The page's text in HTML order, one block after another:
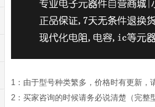
1：由于型号种类繁多，价格时有更新，
2：买家咨询的时候请务必说清楚（完整